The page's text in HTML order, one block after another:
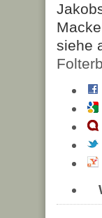
siehe